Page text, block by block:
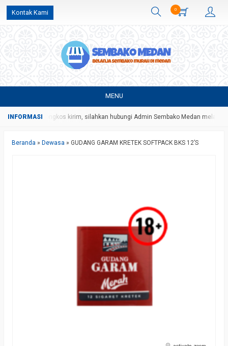
Kontak Kami 0
MENU
harga dan ongkos kirim, silahkan hubungi Admin Sembako Medan melalui
Beranda » Dewasa » GUDANG GARAM KRETEK SOFTPACK BKS 12’S